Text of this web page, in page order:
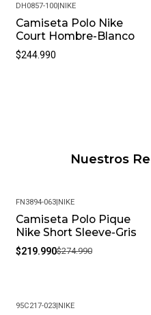
DH0857-100|NIKE
Camiseta Polo Nike
Court Hombre-Blanco
$244.990
Nuestros
-20%
FN3894-063|NIKE
Camiseta Polo Pique
Nike Short Sleeve-Gris
$219.990$274.990
95C217-023|NIKE